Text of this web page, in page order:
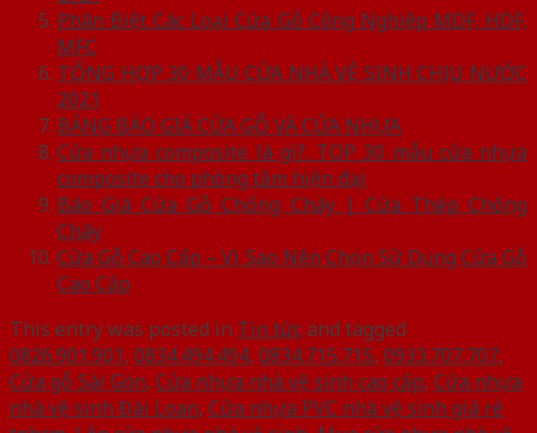
Phân Biệt Các Loại Cửa Gỗ Công Nghiệp MDF, HDF,
MFC
TỔNG HỢP 30 MẪU CỬA NHÀ VỆ SINH CHỊU NƯỚC
2021
BẢNG BÁO GIÁ CỬA GỖ VÀ CỬA NHỰA
Cửa nhựa composite là gì?. TOP 30 mẫu cửa nhựa
composite cho phòng tắm hiện đại
Báo Giá Cửa Gỗ Chống Cháy | Cửa Thép Chống
Cháy
Cửa Gỗ Cao Cấp – Vì Sao Nên Chọn Sử Dụng Cửa Gỗ
Cao Cấp
This entry was posted in Tin tứcand tagged
0826.901.901, 0834.494.494, 0834.715.715, 0933.707.707,
Cửa gỗ Sài Gòn, Cửa nhựa nhà vệ sinh cao cấp, Cửa nhựa
nhà vệ sinh Đài Loan, Cửa nhựa PVC nhà vệ sinh giá rẻ